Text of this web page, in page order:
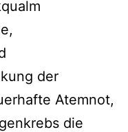
der
Atemnot,
die